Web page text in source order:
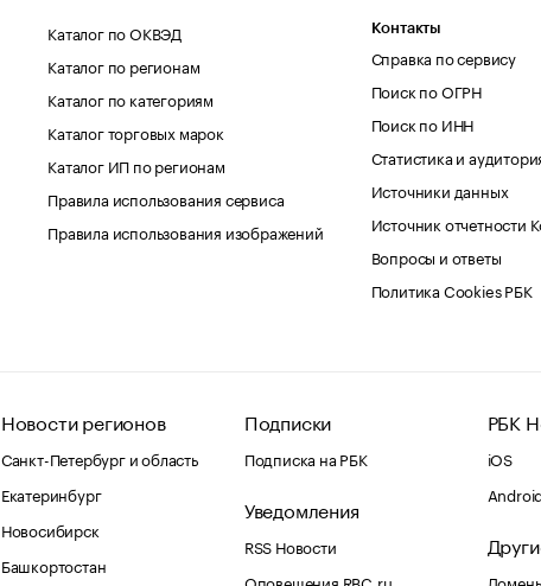
Каталог по ОКВЭД
Каталог по регионам
Каталог по категориям
Каталог торговых марок
Каталог ИП по регионам
Правила использования сервиса
Правила использования изображений
Контакты
Справка по сервису
Поиск по ОГРН
Поиск по ИНН
Статистика и
Источники данных
Источник отчетности
Вопросы и ответы
Политика Cookies РБК
Новости регионов
Санкт-Петербург и область
Екатеринбург
Новосибирск
Башкортостан
Подписки
Подписка на РБК
Уведомления
RSS Новости
Оповещения RBC.ru
РБК
iOS